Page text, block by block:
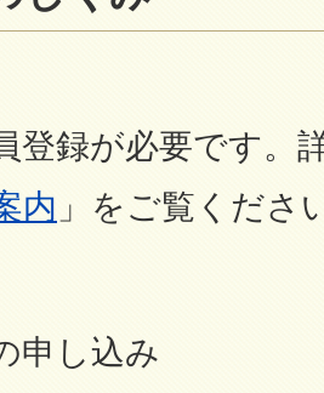
登録が必要です。
内 」をご覧くださ
申し込み